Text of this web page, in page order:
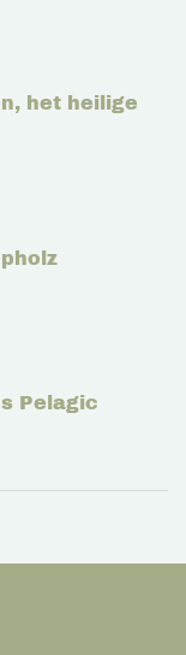
het heilige
Pelagic